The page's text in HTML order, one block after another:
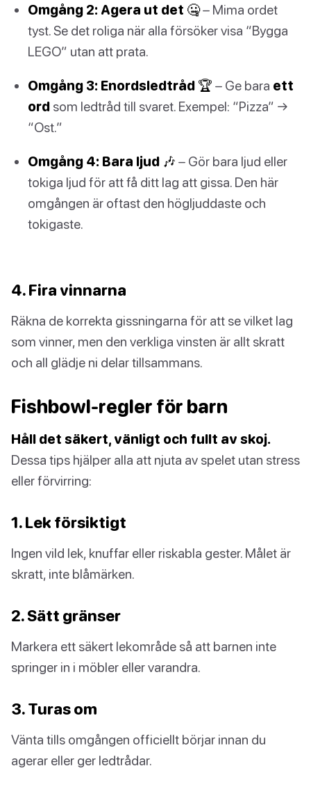
Omgång 2: Agera ut det 🤐– Mima ordet
tyst. Se det roliga när alla försöker visa “Bygga
LEGO” utan att prata.
Omgång 3: Enordsledtråd 🏆 – Ge bara ett
ord som ledtråd till svaret. Exempel: “Pizza” →
“Ost.”
Omgång 4: Bara ljud 🎶 – Gör bara ljud eller
tokiga ljud för att få ditt lag att gissa. Den här
omgången är oftast den högljuddaste och
tokigaste.
4. Fira vinnarna
Räkna de korrekta gissningarna för att se vilket lag
som vinner, men den verkliga vinsten är allt skratt
och all glädje ni delar tillsammans.
Fishbowl-regler för barn
Håll det säkert, vänligt och fullt av skoj.
Dessa tips hjälper alla att njuta av spelet utan stress
eller förvirring:
1. Lek försiktigt
Ingen vild lek, knuffar eller riskabla gester. Målet är
skratt, inte blåmärken.
2. Sätt gränser
Markera ett säkert lekområde så att barnen inte
springer in i möbler eller varandra.
3. Turas om
Vänta tills omgången officiellt börjar innan du
agerar eller ger ledtrådar.